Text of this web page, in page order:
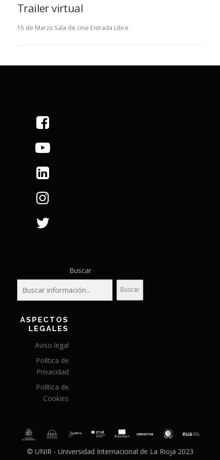
Trailer virtual
15 de Marzo Sala de cine Entrada Libre
Buscar
Buscar
ASPECTOS
LEGALES
Aviso legal
Política de
Privacidad
Política de
Cookies
© UNIR - Universidad Internacional de La Rioja 2023